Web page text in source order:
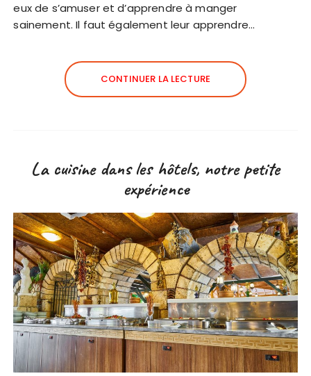
eux de s’amuser et d’apprendre à manger
sainement. Il faut également leur apprendre…
CONTINUER LA LECTURE
La cuisine dans les hôtels, notre petite
expérience